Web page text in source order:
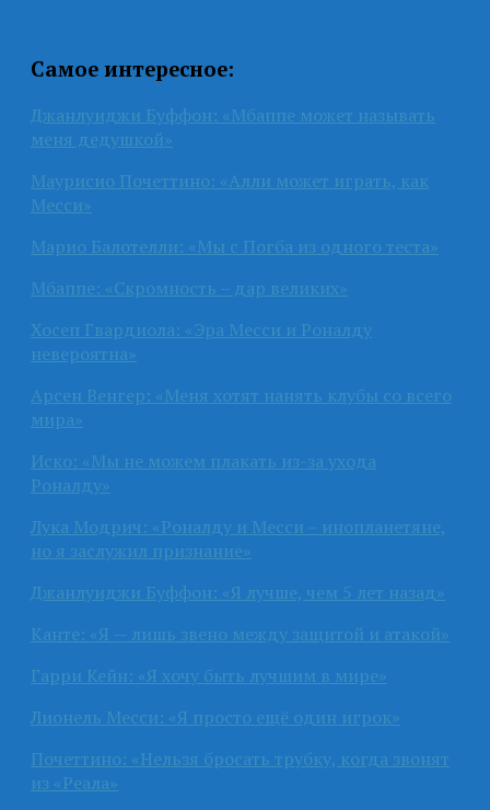
Самое интересное:
Джанлуиджи Буффон: «Мбаппе может называть
меня дедушкой»
Маурисио Почеттино: «Алли может играть, как
Месси»
Марио Балотелли: «Мы с Погба из одного теста»
Мбаппе: «Скромность – дар великих»
Хосеп Гвардиола: «Эра Месси и Роналду
невероятна»
Арсен Венгер: «Меня хотят нанять клубы со всего
мира»
Иско: «Мы не можем плакать из-за ухода
Роналду»
Лука Модрич: «Роналду и Месси – инопланетяне,
но я заслужил признание»
Джанлуиджи Буффон: «Я лучше, чем 5 лет назад»
Канте: «Я — лишь звено между защитой и атакой»
Гарри Кейн: «Я хочу быть лучшим в мире»
Лионель Месси: «Я просто ещё один игрок»
Почеттино: «Нельзя бросать трубку, когда звонят
из «Реала»